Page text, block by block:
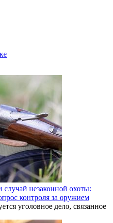
незаконной охоты:
контроля за оружием
уголовное дело, связанное